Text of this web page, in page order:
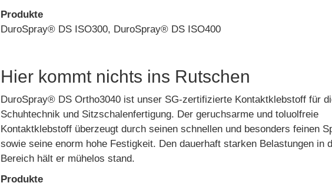
Produkte
DuroSpray® DS ISO300, DuroSpray® DS ISO400
Hier kommt nichts ins Rutschen
DuroSpray® DS Ortho3040 ist unser SG-zertifizierte Kontaktklebstoff für
Schuhtechnik und Sitzschalenfertigung. Der geruchsarme und toluolfreie
Kontaktklebstoff überzeugt durch seinen schnellen und besonders feinen
sowie seine enorm hohe Festigkeit. Den dauerhaft starken Belastungen in
Bereich hält er mühelos stand.
Produkte